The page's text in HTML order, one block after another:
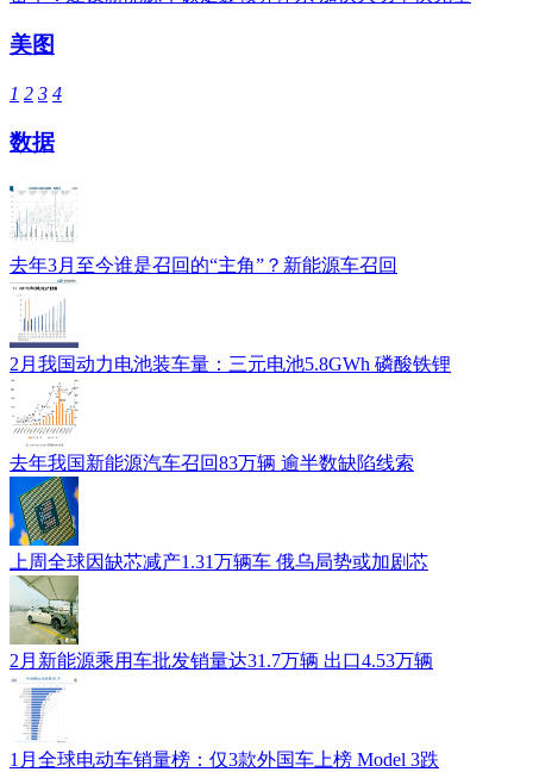
美图
1 2 3 4
数据
去年3月至今谁是召回的“主角”？新能源车召回
2月我国动力电池装车量：三元电池5.8GWh 磷酸铁锂
去年我国新能源汽车召回83万辆 逾半数缺陷线索
上周全球因缺芯减产1.31万辆车 俄乌局势或加剧芯
2月新能源乘用车批发销量达31.7万辆 出口4.53万辆
1月全球电动车销量榜：仅3款外国车上榜 Model 3跌